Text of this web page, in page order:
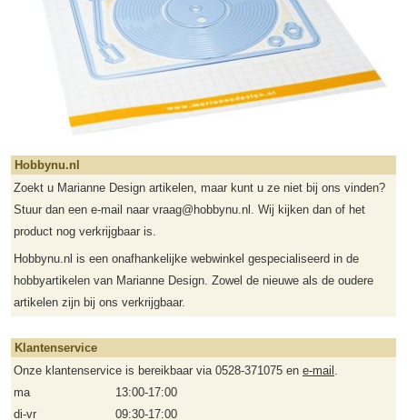
Hobbynu.nl
Zoekt u Marianne Design artikelen, maar kunt u ze niet bij ons vinden?
Stuur dan een e-mail naar vraag@hobbynu.nl. Wij kijken dan of het
product nog verkrijgbaar is.
Hobbynu.nl is een onafhankelijke webwinkel gespecialiseerd in de
hobbyartikelen van Marianne Design. Zowel de nieuwe als de oudere
artikelen zijn bij ons verkrijgbaar.
Klantenservice
Onze klantenservice is bereikbaar via 0528-371075 en e-mail .
ma
13:00-17:00
di-vr
09:30-17:00